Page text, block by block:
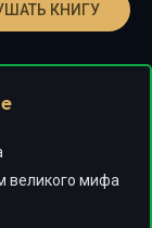
КНИГУ
великого мифа